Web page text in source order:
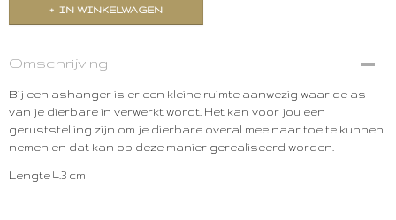
IN WINKELWAGEN
Omschrijving
Bij een ashanger is er een kleine ruimte aanwezig waar de as
van je dierbare in verwerkt wordt. Het kan voor jou een
geruststelling zijn om je dierbare overal mee naar toe te kunnen
nemen en dat kan op deze manier gerealiseerd worden.
Lengte 4.3 cm